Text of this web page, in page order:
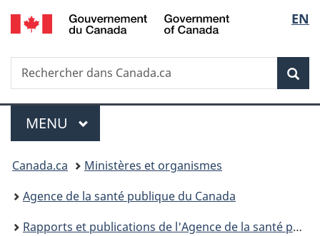
Passer
au
des
Passer
au
principal
Passer
à
Au
du
Passer
à
version
simplifiée
de
la
EN
Recherche
Rechercher
dans
Menu
MENU PRINCIPAL
Vous
êtes
ici :
Canada.ca
Ministères et organismes
Agence de la santé publique du Canada
Rapports et publications de l'Agence de la santé publique du Canada